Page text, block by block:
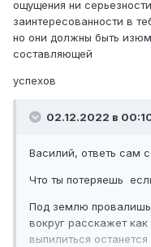
ощущения ни
заинтересованности в
но они должны быть
составляющей
успехов
02.12.2022 в
Василий, ответь сам
Что ты потеряешь
Под землю
вокруг расскажет
выпилиться останется